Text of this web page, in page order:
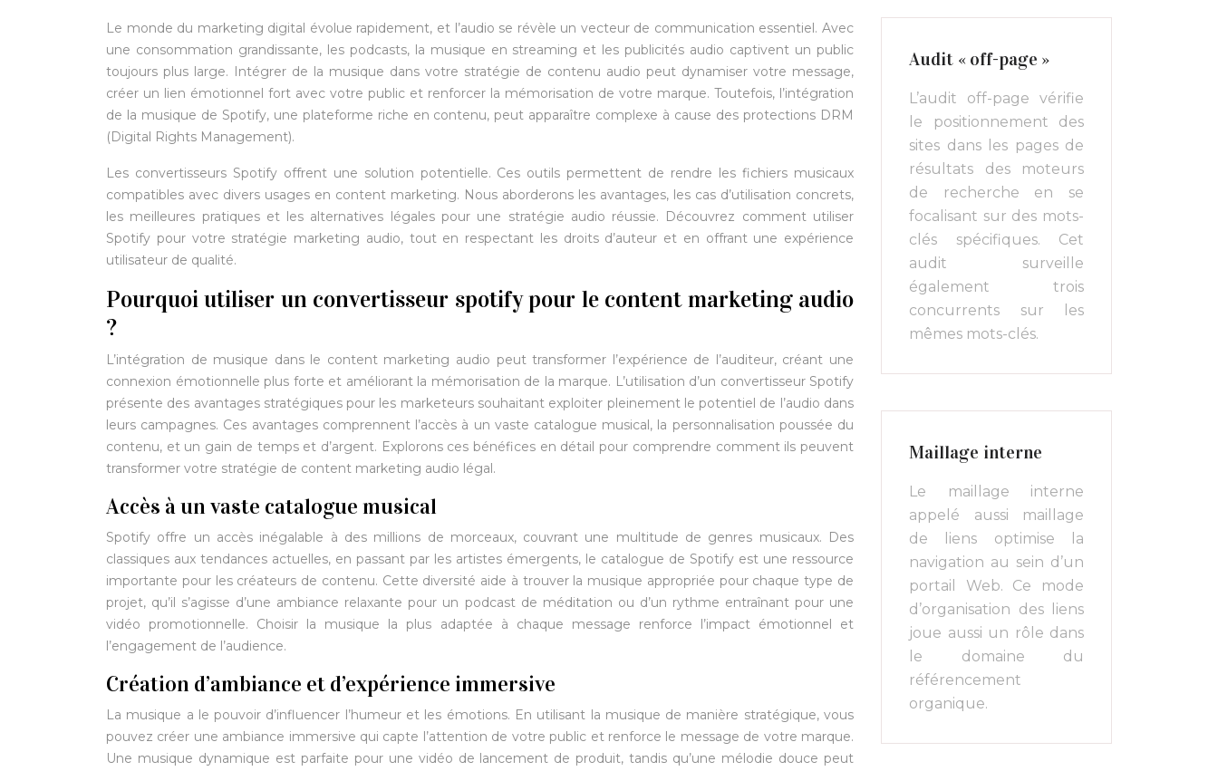
Le monde du marketing digital évolue rapidement, et l’audio se révèle un vecteur de communication essentiel. Avec
une consommation grandissante, les podcasts, la musique en streaming et les publicités audio captivent un public
toujours plus large. Intégrer de la musique dans votre stratégie de contenu audio peut dynamiser votre message,
créer un lien émotionnel fort avec votre public et renforcer la mémorisation de votre marque. Toutefois, l’intégration
de la musique de Spotify, une plateforme riche en contenu, peut apparaître complexe à cause des protections DRM
(Digital Rights Management).
Les convertisseurs Spotify offrent une solution potentielle. Ces outils permettent de rendre les fichiers musicaux
compatibles avec divers usages en content marketing. Nous aborderons les avantages, les cas d’utilisation concrets,
les meilleures pratiques et les alternatives légales pour une stratégie audio réussie. Découvrez comment utiliser
Spotify pour votre stratégie marketing audio, tout en respectant les droits d’auteur et en offrant une expérience
utilisateur de qualité.
Pourquoi utiliser un convertisseur spotify pour le content marketing audio
?
L’intégration de musique dans le content marketing audio peut transformer l’expérience de l’auditeur, créant une
connexion émotionnelle plus forte et améliorant la mémorisation de la marque. L’utilisation d’un convertisseur Spotify
présente des avantages stratégiques pour les marketeurs souhaitant exploiter pleinement le potentiel de l’audio dans
leurs campagnes. Ces avantages comprennent l’accès à un vaste catalogue musical, la personnalisation poussée du
contenu, et un gain de temps et d’argent. Explorons ces bénéfices en détail pour comprendre comment ils peuvent
transformer votre stratégie de content marketing audio légal.
Accès à un vaste catalogue musical
Spotify offre un accès inégalable à des millions de morceaux, couvrant une multitude de genres musicaux. Des
classiques aux tendances actuelles, en passant par les artistes émergents, le catalogue de Spotify est une ressource
importante pour les créateurs de contenu. Cette diversité aide à trouver la musique appropriée pour chaque type de
projet, qu’il s’agisse d’une ambiance relaxante pour un podcast de méditation ou d’un rythme entraînant pour une
vidéo promotionnelle. Choisir la musique la plus adaptée à chaque message renforce l’impact émotionnel et
l’engagement de l’audience.
Création d’ambiance et d’expérience immersive
La musique a le pouvoir d’influencer l’humeur et les émotions. En utilisant la musique de manière stratégique, vous
pouvez créer une ambiance immersive qui capte l’attention de votre public et renforce le message de votre marque.
Une musique dynamique est parfaite pour une vidéo de lancement de produit, tandis qu’une mélodie douce peut
Audit « off-page »
L’audit off-page vérifie
le positionnement des
sites dans les pages de
résultats des moteurs
de recherche en se
focalisant sur des mots-
clés spécifiques. Cet
audit surveille
également trois
concurrents sur les
mêmes mots-clés.
Maillage interne
Le maillage interne
appelé aussi maillage
de liens optimise la
navigation au sein d’un
portail Web. Ce mode
d’organisation des liens
joue aussi un rôle dans
le domaine du
référencement
organique.